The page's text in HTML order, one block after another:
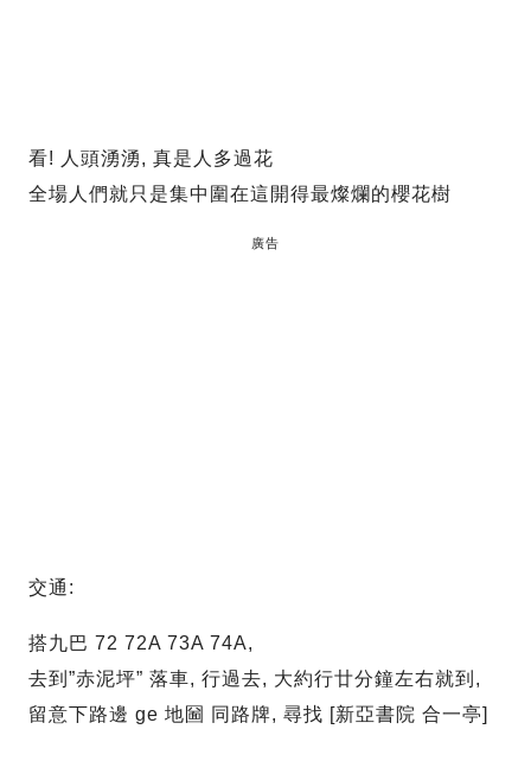
看! 人頭湧湧, 真是人多過花
全場人們就只是集中圍在這開得最燦爛的櫻花樹
廣告
交通:
搭九巴 72 72A 73A 74A,
去到”赤泥坪” 落車, 行過去, 大約行廿分鐘左右就到,
留意下路邊 ge 地圙 同路牌, 尋找 [新亞書院 合一亭]